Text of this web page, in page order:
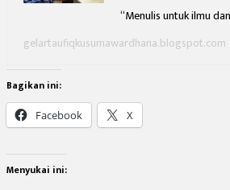
“Menulis untuk ilmu
gelartaufiqkusumawardhana.blogspot.com
Bagikan ini:
Facebook X
Menyukai ini: